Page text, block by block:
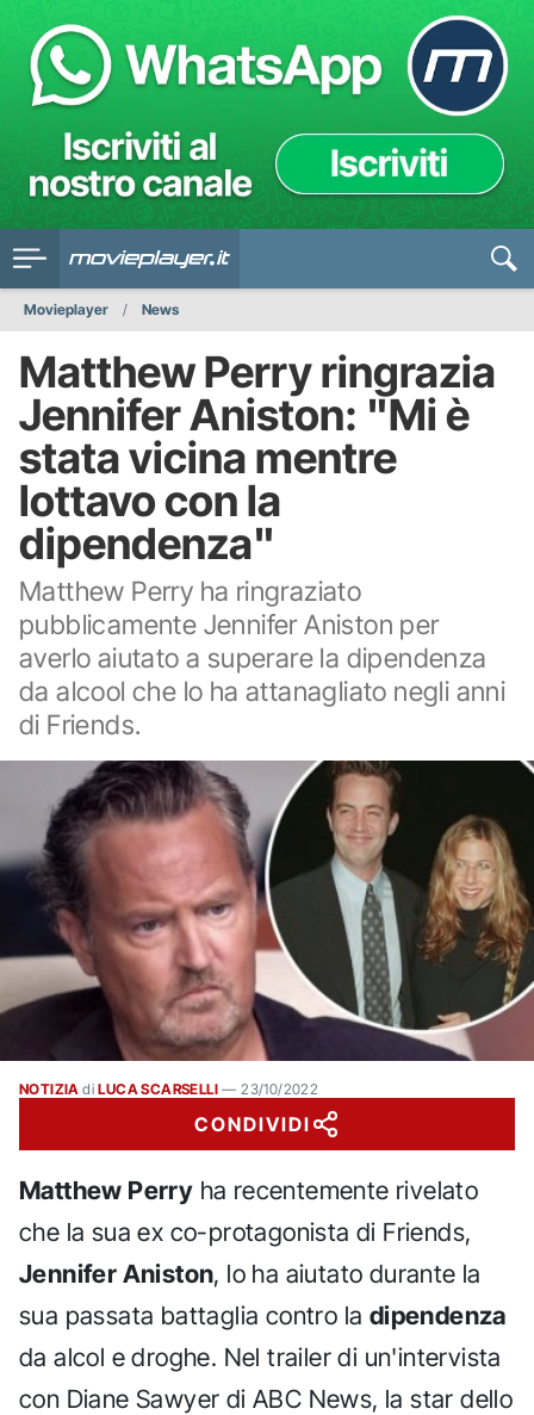
Movieplayer News
Matthew Perry ringrazia
Jennifer Aniston: "Mi è
stata vicina mentre
lottavo con la
dipendenza"
Matthew Perry ha ringraziato
pubblicamente Jennifer Aniston per
averlo aiutato a superare la dipendenza
da alcool che lo ha attanagliato negli anni
di Friends.
NOTIZIA di LUCA SCARSELLI —23/10/2022
CONDIVIDI
Matthew Perry ha recentemente rivelato
che la sua ex co-protagonista di Friends,
Jennifer Aniston, lo ha aiutato durante la
sua passata battaglia contro la dipendenza
da alcol e droghe. Nel trailer di un'intervista
con Diane Sawyer di ABC News, la star dello